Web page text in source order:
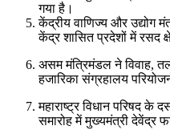
गया है।
केंद्रीय वाणिज्य और उद्योग
केंद्र शासित प्रदेशों में रसद
असम मंत्रिमंडल ने विवाह,
हजारिका संग्रहालय
महाराष्ट्र विधान परिषद
समारोह में मुख्यमंत्री देवेंद्र